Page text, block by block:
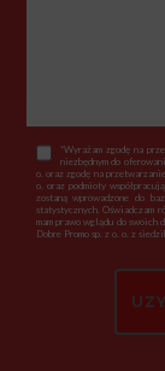
*Wyrażam zgodę na
niezbędnym do
o. oraz zgodę na
o. oraz podmioty
zostaną wprowadzone do
statystycznych. Oświadczam
mam prawo wglądu do
Dobre Promo sp. z o. o. z